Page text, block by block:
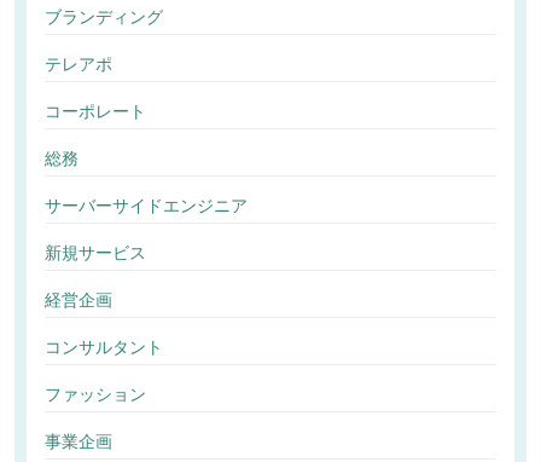
ブランディング
テレアポ
コーポレート
総務
サーバーサイドエンジニア
新規サービス
経営企画
コンサルタント
ファッション
事業企画